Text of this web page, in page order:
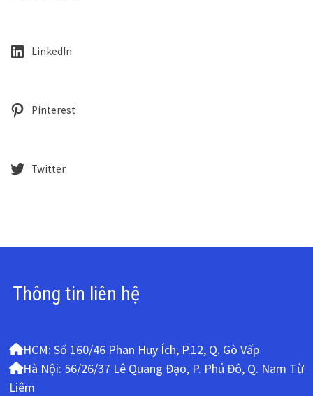
LinkedIn
Pinterest
Twitter
Thông tin liên hệ
HCM: Số 160/46 Phan Huy Ích, P.12, Q. Gò Vấp
Hà Nội: 56/26/37 Lê Quang Đạo, P. Phú Đô, Q. Nam Từ
Liêm